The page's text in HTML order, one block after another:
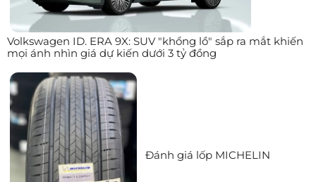
Volkswagen ID. ERA 9X: SUV "khổng lồ" sắp ra mắt khiến
mọi ánh nhìn giá dự kiến dưới 3 tỷ đồng
Đánh giá lốp MICHELIN